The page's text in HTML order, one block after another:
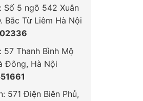
Số 5 ngõ 542 Xuân
Bắc Từ Liêm Hà Nội
57 Thanh Bình Mộ
Đông, Hà Nội
571 Điện Biên Phủ,